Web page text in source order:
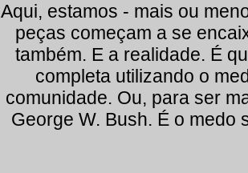
Aqui, estamos - mais ou
peças começam a se
também. E a realidade. É
completa utilizando o
comunidade. Ou, para ser
George W. Bush. É o medo